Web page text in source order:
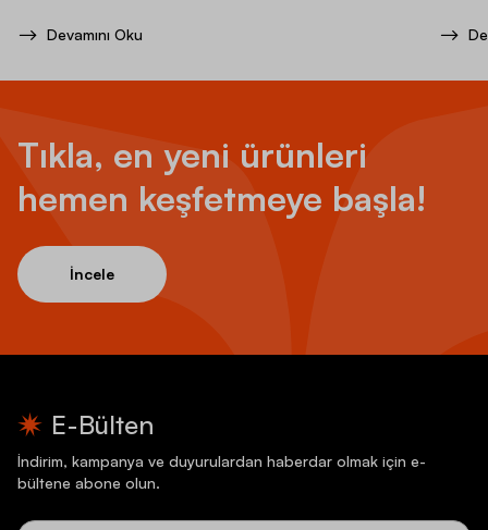
Devamını Oku
Tıkla, en yeni ürünleri
hemen keşfetmeye başla!
İncele
E-Bülten
İndirim, kampanya ve duyurulardan haberdar olmak için e-
bültene abone olun.